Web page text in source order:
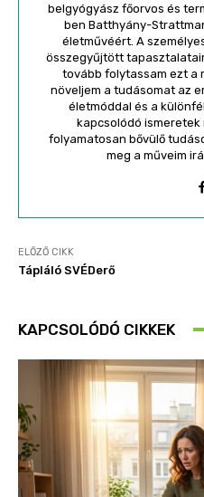
belgyógyász főorvos és
ben Batthyány-
életművéért. A
összegyűjtött
tovább folytassam ezt a
növeljem a tudásomat az
életmóddal és a
kapcsolódó ismeretek
folyamatosan bővülő
meg a műveim
ELŐZŐ CIKK
Tápláló SVÉDerő
KAPCSOLÓDÓ CIKKEK